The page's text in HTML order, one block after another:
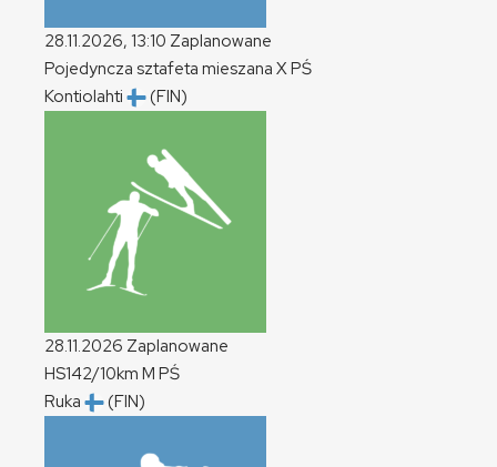
28.11.2026, 13:10 Zaplanowane
Pojedyncza sztafeta mieszana XPŚ
Kontiolahti
(FIN)
28.11.2026 Zaplanowane
HS142/10km M PŚ
Ruka
(FIN)